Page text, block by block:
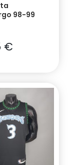
98-99
€